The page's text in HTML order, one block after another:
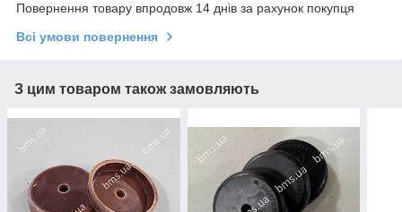
Повернення товару впродовж 14 днів за рахунок покупця
Всі умови повернення
З цим товаром також замовляють